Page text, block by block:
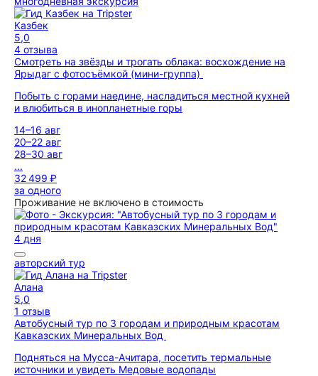
Казбек
5,0
4 отзыва
Смотреть на звёзды и трогать облака: восхождение на
Ярыдаг с фотосъёмкой (мини-группа)
Побыть с горами наедине, насладиться местной кухней
и влюбиться в инопланетные горы
14–16 авг
20–22 авг
28–30 авг
...
32 499 ₽
за одного
Проживание не включено в стоимость
4 дня
авторский тур
Алана
5,0
1 отзыв
Автобусный тур по 3 городам и природным красотам
Кавказских Минеральных Вод
Подняться на Мусса-Ачитара, посетить термальные
источники и увидеть Медовые водопады